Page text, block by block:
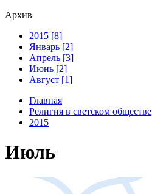
Архив
2015 [8]
Январь [2]
Апрель [3]
Июнь [2]
Август [1]
Главная
Религия в светском обществе
2015
Июль